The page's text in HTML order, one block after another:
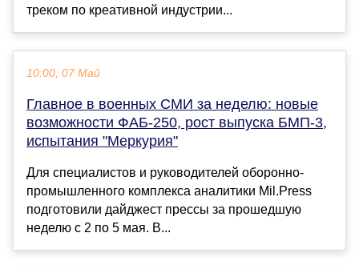
треком по креативной индустрии...
10:00, 07 Май
Главное в военных СМИ за неделю: новые
возможности ФАБ-250, рост выпуска БМП-3,
испытания "Меркурия"
Для специалистов и руководителей оборонно-
промышленного комплекса аналитики Mil.Press
подготовили дайджест прессы за прошедшую
неделю с 2 по 5 мая. В...